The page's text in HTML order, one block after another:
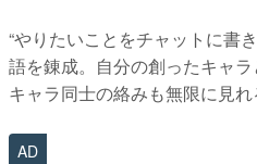
“やりたいことをチャットに書
語を錬成。自分の創ったキャ
キャラ同士の絡みも無限に見れ
AD